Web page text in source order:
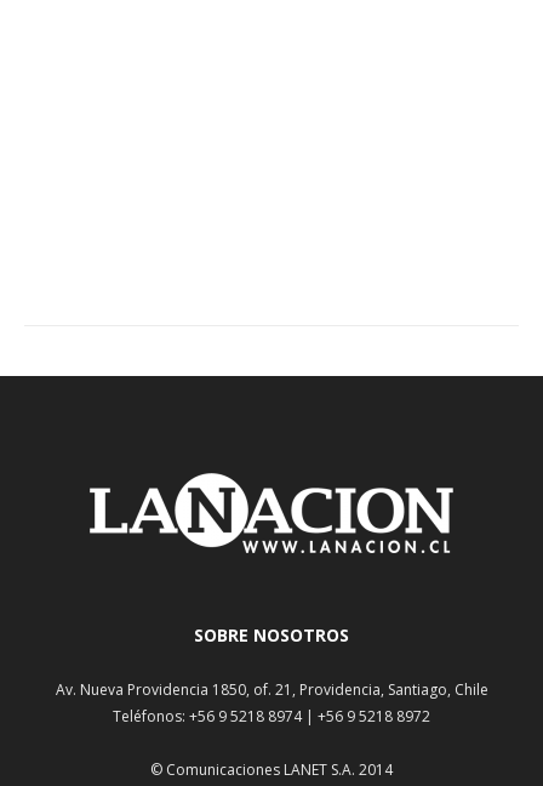
SOBRE NOSOTROS
Av. Nueva Providencia 1850, of. 21, Providencia, Santiago, Chile
Teléfonos: +56 9 5218 8974 | +56 9 5218 8972
© Comunicaciones LANET S.A. 2014